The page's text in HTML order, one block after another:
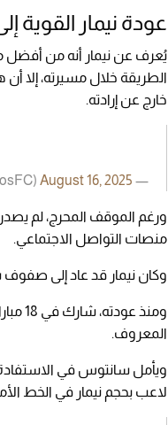
عودة نيمار القوية
يُعرف عن نيمار أنه من أفضل
الطريقة خلال مسيرته، إلا
خارج عن إرادته.
— Santos FC (@SantosFC)
August 16, 2025
ورغم الموقف المحرج، لم
منصات التواصل الاجتماعي.
وكان نيمار قد عاد إلى صفوف سانتوس في
المعروف.
ويأمل سانتوس في الاستفادة
لاعب بحجم نيمار في الخط